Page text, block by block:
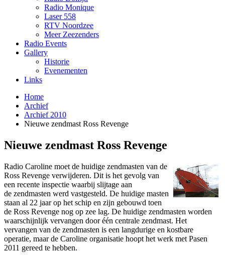
Radio Monique
Laser 558
RTV Noordzee
Meer Zeezenders
Radio Events
Gallery
Historie
Evenementen
Links
Home
Archief
Archief 2010
Nieuwe zendmast Ross Revenge
Nieuwe zendmast Ross Revenge
Radio Caroline moet de huidige zendmasten van de
Ross Revenge verwijderen. Dit is het gevolg van
een recente inspectie waarbij slijtage aan
de zendmasten werd vastgesteld. De huidige masten
staan al 22 jaar op het schip en zijn gebouwd toen
de Ross Revenge nog op zee lag. De huidige zendmasten worden
waarschijnlijk vervangen door één centrale zendmast. Het
vervangen van de zendmasten is een langdurige en kostbare
operatie, maar de Caroline organisatie hoopt het werk met Pasen
2011 gereed te hebben.